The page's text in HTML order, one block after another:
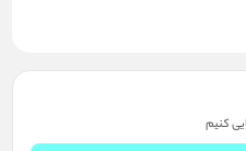
کنیم